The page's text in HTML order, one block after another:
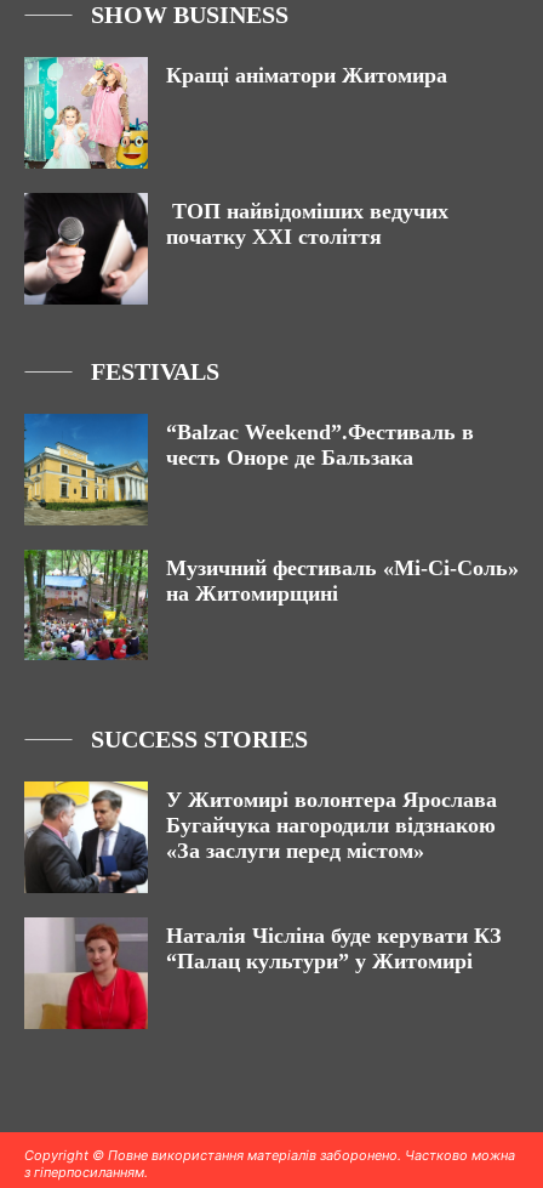
SHOW BUSINESS
Кращі аніматори Житомира
ТОП найвідоміших ведучих
початку ХХІ століття
FESTIVALS
“Balzac Weekend”.Фестиваль в
честь Оноре де Бальзака
Музичний фестиваль «Мі-Сі-Соль»
на Житомирщині
SUCCESS STORIES
У Житомирі волонтера Ярослава
Бугайчука нагородили відзнакою
«За заслуги перед містом»
Наталія Чісліна буде керувати КЗ
“Палац культури” у Житомирі
Copyright © Повне використання матеріалів заборонено. Частково можна
з гіперпосиланням.